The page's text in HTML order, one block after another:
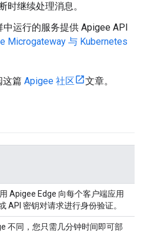
时继续处理消息。
中运行的服务提供 Apigee API
Microgateway 与 Kubernetes
这篇 Apigee 社区 文章。
Apigee Edge 向每个客户端应用
API 密钥对请求进行身份验证。
不同，您只需几分钟时间即可部